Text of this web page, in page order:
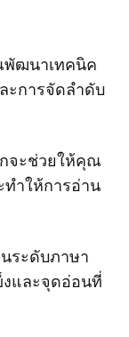
ฒนาเทคนิค
ะการจัดลำดับ
จะช่วยให้คุณ
ทำให้การอ่าน
ระดับภาษา
และจุดอ่อนที่